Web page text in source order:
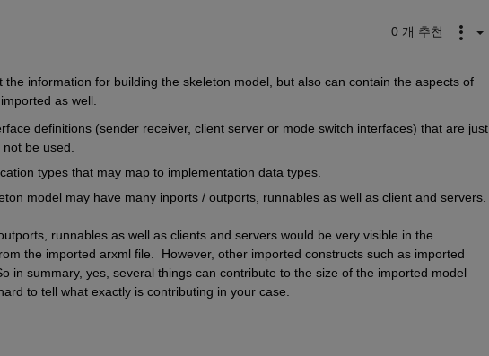
0 개 추천
information for building the skeleton model, but also can contain the aspects of
as well.
definitions (sender receiver, client server or mode switch interfaces) that are just
be used.
types that may map to implementation data types.
model may have many inports / outports, runnables as well as client and servers.
runnables as well as clients and servers would be very visible in the
the imported arxml file.  However, other imported constructs such as imported
in summary, yes, several things can contribute to the size of the imported model
to tell what exactly is contributing in your case.